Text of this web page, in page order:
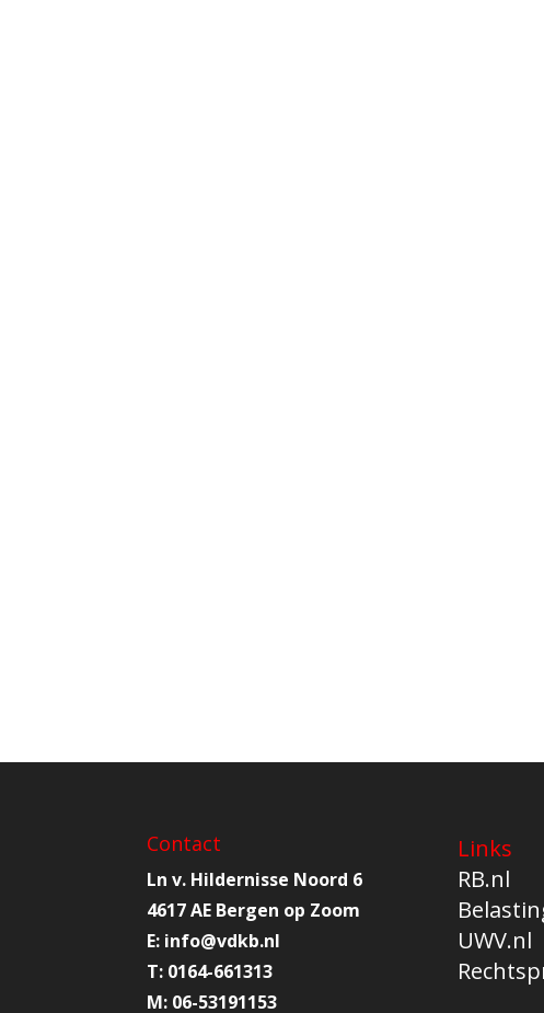
Contact
Ln v. Hildernisse Noord 6
4617 AE Bergen op Zoom
E: info@vdkb.nl
T: 0164-661313
M: 06-53191153
Links
RB.nl
UWV.nl